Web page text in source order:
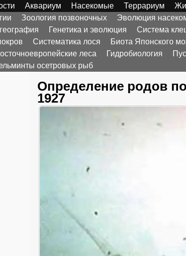
Аквариум Насекомые Террариум
Зоология позвоночных Эволюция
Генетика и эволюция Система
Систематика лося Биота Японского
леса Гидробиология
осетровых рыб
Определение родов
1927